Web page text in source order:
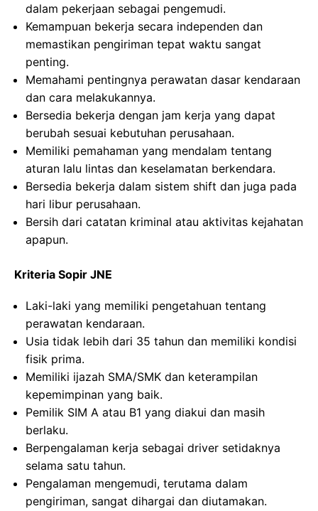
dalam pekerjaan sebagai pengemudi.
Kemampuan bekerja secara independen dan
memastikan pengiriman tepat waktu sangat
penting.
Memahami pentingnya perawatan dasar kendaraan
dan cara melakukannya.
Bersedia bekerja dengan jam kerja yang dapat
berubah sesuai kebutuhan perusahaan.
Memiliki pemahaman yang mendalam tentang
aturan lalu lintas dan keselamatan berkendara.
Bersedia bekerja dalam sistem shift dan juga pada
hari libur perusahaan.
Bersih dari catatan kriminal atau aktivitas kejahatan
apapun.
Kriteria Sopir JNE
Laki-laki yang memiliki pengetahuan tentang
perawatan kendaraan.
Usia tidak lebih dari 35 tahun dan memiliki kondisi
fisik prima.
Memiliki ijazah SMA/SMK dan keterampilan
kepemimpinan yang baik.
Pemilik SIM A atau B1 yang diakui dan masih
berlaku.
Berpengalaman kerja sebagai driver setidaknya
selama satu tahun.
Pengalaman mengemudi, terutama dalam
pengiriman, sangat dihargai dan diutamakan.